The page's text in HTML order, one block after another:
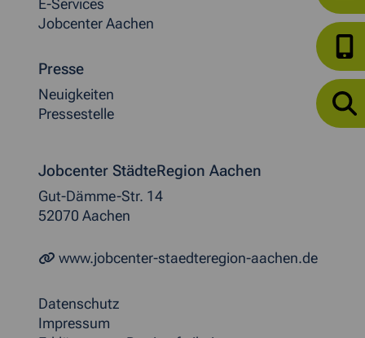
E-Services
Jobcenter Aachen
Presse
Neuigkeiten
Pressestelle
Jobcenter StädteRegion Aachen
Gut-Dämme-Str. 14
52070 Aachen
www.jobcenter-staedteregion-aachen.de
Datenschutz
Impressum